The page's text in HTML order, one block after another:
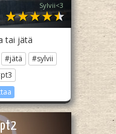
Sylvii<3
tai jätä
#jätä
#sylvii